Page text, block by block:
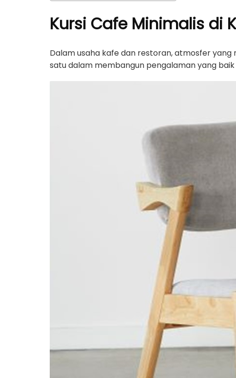
Kursi Cafe Minimalis di
Dalam usaha kafe dan restoran, atmosfer
satu dalam membangun pengalaman yang